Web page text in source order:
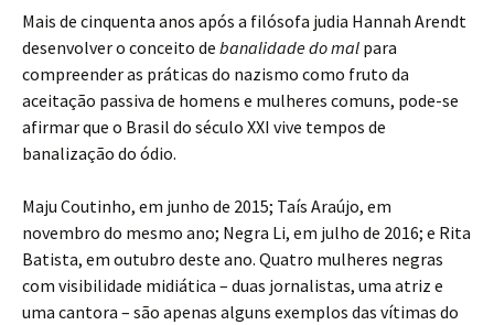
Mais de cinquenta anos após a filósofa judia Hannah Arendt
desenvolver o conceito de banalidade do mal para
compreender as práticas do nazismo como fruto da
aceitação passiva de homens e mulheres comuns, pode-se
afirmar que o Brasil do século XXI vive tempos de
banalização do ódio.
Maju Coutinho, em junho de 2015; Taís Araújo, em
novembro do mesmo ano; Negra Li, em julho de 2016; e Rita
Batista, em outubro deste ano. Quatro mulheres negras
com visibilidade midiática – duas jornalistas, uma atriz e
uma cantora – são apenas alguns exemplos das vítimas do